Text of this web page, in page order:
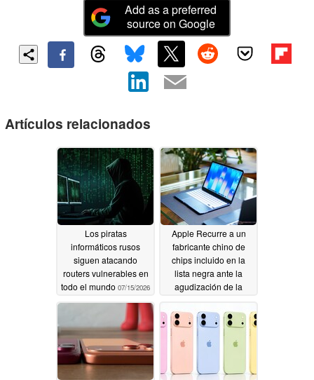
Add as a preferred
source on Google
Artículos relacionados
Los piratas
informáticos rusos
siguen atacando
routers vulnerables en
todo el mundo 07/15/2026
Apple Recurre a un
fabricante chino de
chips incluido en la
lista negra ante la
agudización de la
06/27/2026